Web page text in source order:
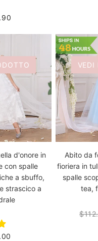
d'onore in
con spalle
a sbuffo,
strascico a
VEDI
Abito da
fioriera in
spalle
tea,